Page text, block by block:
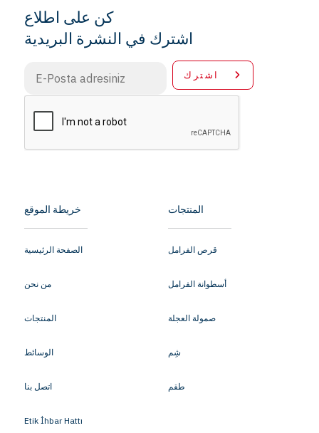
كن على اطلاع
اشترك في النشرة البريدية
خريطة الموقع
الصفحة الرئيسية
من نحن
المنتجات
الوسائط
اتصل بنا
Etik İhbar Hattı
المنتجات
قرص الفرامل
أسطوانة الفرامل
صمولة العجلة
شِم
طقم